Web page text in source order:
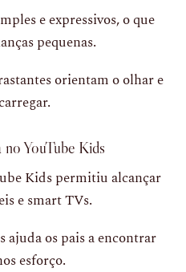
e expressivos, o que
pequenas.
orientam o olhar e
YouTube Kids
Kids permitiu alcançar
e smart TVs.
os pais a encontrar
esforço.